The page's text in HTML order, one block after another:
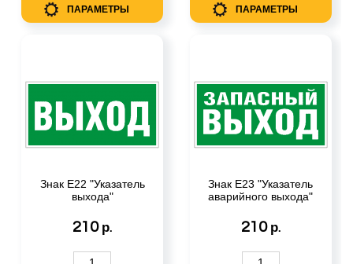
ПАРАМЕТРЫ ПАРАМЕТРЫ
Знак Е22 "Указатель
выхода"
210 р.
Знак Е23 "Указатель
аварийного выхода"
210 р.